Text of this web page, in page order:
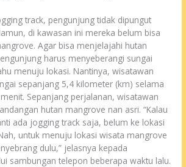
track, pengunjung tidak dipungut
di kawasan ini mereka belum bisa
Agar bisa menjelajahi hutan
harus menyeberangi sungai
menuju lokasi. Nantinya, wisatawan
sepanjang 5,4 kilometer (km) selama
Sepanjang perjalanan, wisatawan
hutan mangrove nan asri. “Kalau
ada jogging track saja, belum ke lokasi
untuk menuju lokasi wisata mangrove
dulu,” jelasnya kepada
sambungan telepon beberapa waktu lalu.